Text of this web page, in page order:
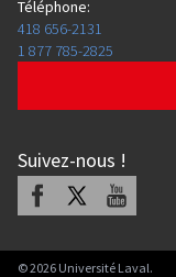
Téléphone:
418 656-2131
1 877 785-2825
Suivez-nous !
Facebook Youtube
©2026 Université Laval.